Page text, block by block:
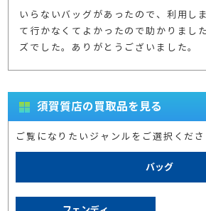
いらないバッグがあったので、利用し
て行かなくてよかったので助かりまし
ズでした。ありがとうございました。
須賀質店の買取品を見る
ご覧になりたいジャンルをご選択くださ
バッグ